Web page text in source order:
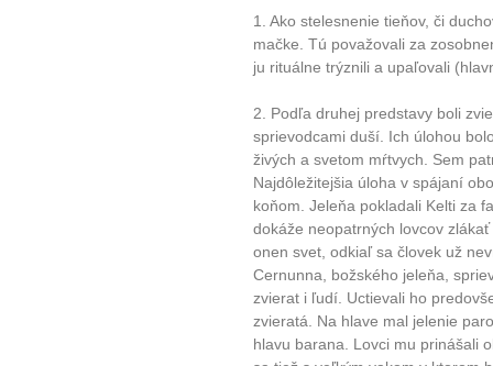
1. Ako stelesnenie tieňov, či
mačke. Tú považovali za
ju rituálne trýznili a upaľovali
2. Podľa druhej predstavy boli
sprievodcami duší. Ich úlohou
živých a svetom mŕtvych. Sem
Najdôležitejšia úloha v spájaní
koňom. Jeleňa pokladali Kelti za
dokáže neopatrných lovcov
onen svet, odkiaľ sa človek už
Cernunna, božského jeleňa,
zvierat i ľudí. Uctievali ho
zvieratá. Na hlave mal jelenie
hlavu barana. Lovci mu prinášali